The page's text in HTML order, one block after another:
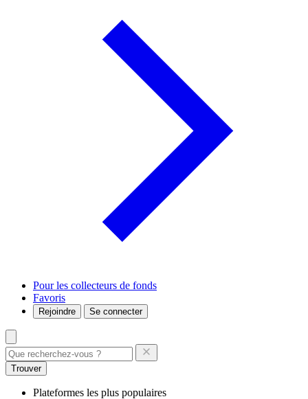
Pour les collecteurs de fonds
Favoris
Rejoindre Se connecter
Trouver
Plateformes les plus populaires